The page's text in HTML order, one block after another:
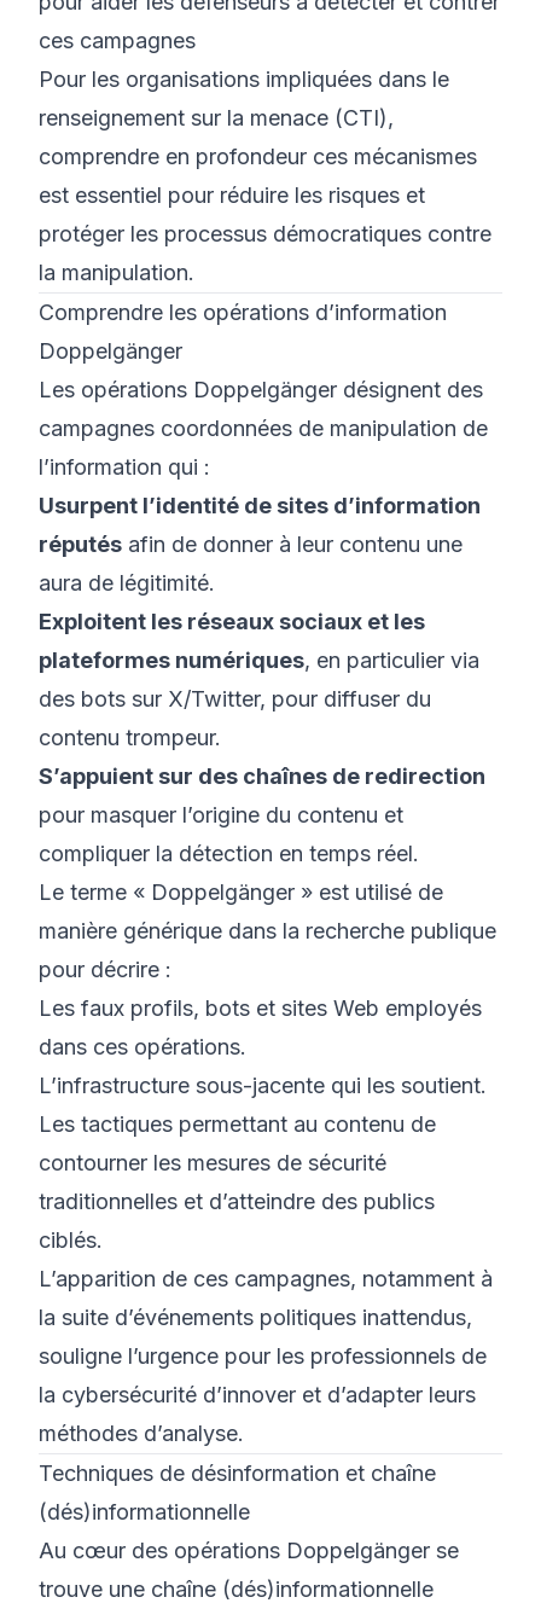
ces campagnes
Pour les organisations impliquées dans le
renseignement sur la menace (CTI),
comprendre en profondeur ces mécanismes
est essentiel pour réduire les risques et
protéger les processus démocratiques contre
la manipulation.
Comprendre les opérations d’information
Doppelgänger
Les opérations Doppelgänger désignent des
campagnes coordonnées de manipulation de
l’information qui :
Usurpent l’identité de sites d’information
réputés afin de donner à leur contenu une
aura de légitimité.
Exploitent les réseaux sociaux et les
plateformes numériques, en particulier via
des bots sur X/Twitter, pour diffuser du
contenu trompeur.
S’appuient sur des chaînes de redirection
pour masquer l’origine du contenu et
compliquer la détection en temps réel.
Le terme « Doppelgänger » est utilisé de
manière générique dans la recherche publique
pour décrire :
Les faux profils, bots et sites Web employés
dans ces opérations.
L’infrastructure sous-jacente qui les soutient.
Les tactiques permettant au contenu de
contourner les mesures de sécurité
traditionnelles et d’atteindre des publics
ciblés.
L’apparition de ces campagnes, notamment à
la suite d’événements politiques inattendus,
souligne l’urgence pour les professionnels de
la cybersécurité d’innover et d’adapter leurs
méthodes d’analyse.
Techniques de désinformation et chaîne
(dés)informationnelle
Au cœur des opérations Doppelgänger se
trouve une chaîne (dés)informationnelle